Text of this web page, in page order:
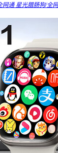
网通 星光腊肠狗/全